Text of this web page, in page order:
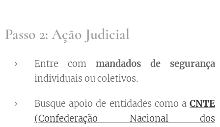
Passo 2: Ação Judicial
Entre com mandados de segurança
individuais ou coletivos.
Busque apoio de entidades como a CNTE
(Confederação Nacional dos